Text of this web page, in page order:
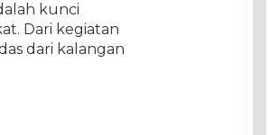
kunci
Dari kegiatan
dari kalangan